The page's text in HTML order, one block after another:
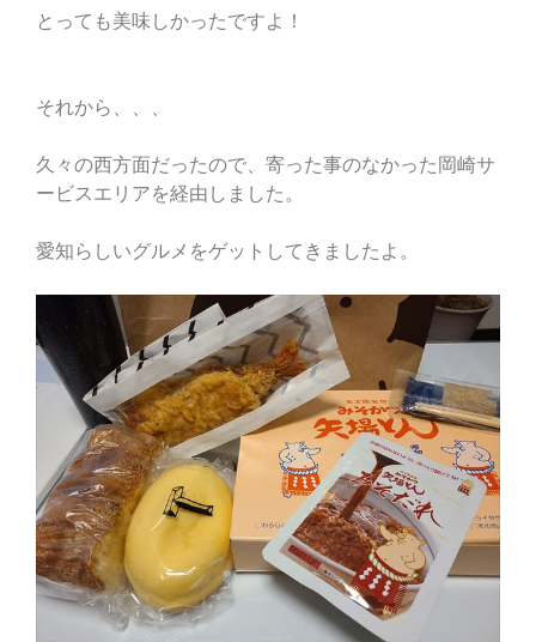
とっても美味しかったですよ！
それから、、、
久々の西方面だったので、寄った事のなかった岡崎サ
ービスエリアを経由しました。
愛知らしいグルメをゲットしてきましたよ。